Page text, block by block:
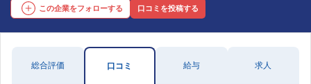
この企業をフォローする 口コミを投稿する
総合評価 口コミ 給与 求人